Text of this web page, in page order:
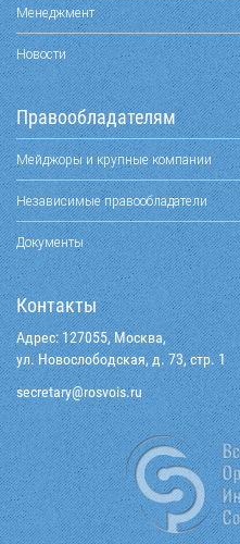
Менеджмент
Новости
Правообладателям
Мейджоры и крупные компании
Независимые правообладатели
Документы
Контакты
Адрес: 127055, Москва,
ул. Новослободская, д. 73, стр. 1
ur.siovsor
@yraterces